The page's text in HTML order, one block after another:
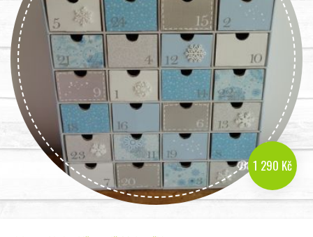
1 290 Kč